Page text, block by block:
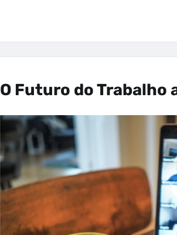
O Futuro do Trabalho